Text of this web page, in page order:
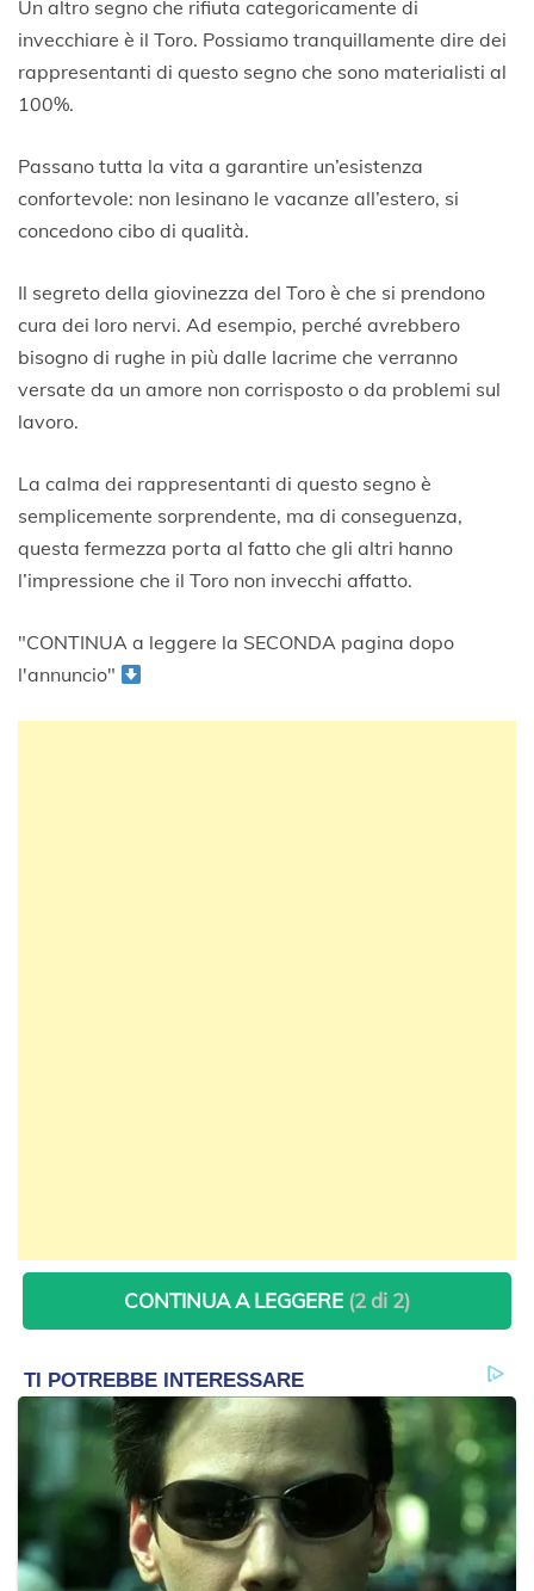
Un altro segno che rifiuta categoricamente di
invecchiare è il Toro. Possiamo tranquillamente dire dei
rappresentanti di questo segno che sono materialisti al
100%.
Passano tutta la vita a garantire un’esistenza
confortevole: non lesinano le vacanze all’estero, si
concedono cibo di qualità.
Il segreto della giovinezza del Toro è che si prendono
cura dei loro nervi. Ad esempio, perché avrebbero
bisogno di rughe in più dalle lacrime che verranno
versate da un amore non corrisposto o da problemi sul
lavoro.
La calma dei rappresentanti di questo segno è
semplicemente sorprendente, ma di conseguenza,
questa fermezza porta al fatto che gli altri hanno
l’impressione che il Toro non invecchi affatto.
"CONTINUA a leggere la SECONDA pagina dopo
l'annuncio"
CONTINUA A LEGGERE (2 di 2)